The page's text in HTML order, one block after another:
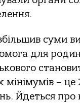
суми
для
– це
Йдеться про